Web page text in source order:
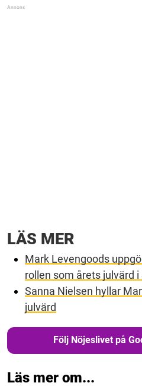
LÄS MER
Mark Levengoods
rollen som årets julvärd i
Sanna Nielsen hyllar
julvärd
Följ Nöjeslivet på
Läs mer om...